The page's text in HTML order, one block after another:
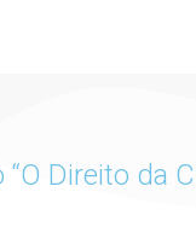
Direito da